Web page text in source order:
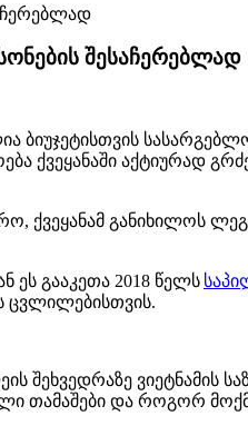
შესაჩერებლად
ბიუჯეტისთვის
ქვეყანაში
ქვეყანამ განიხილოს
ეს გააკეთა 2018 წელს
ცვლილებისთვის.
ვიეტნამის
და როგორ